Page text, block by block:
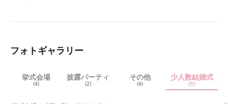
フォトギャラリー
挙式会場
(4)
披露パーティ
(2)
その他
(4)
少人数結婚式
(1)